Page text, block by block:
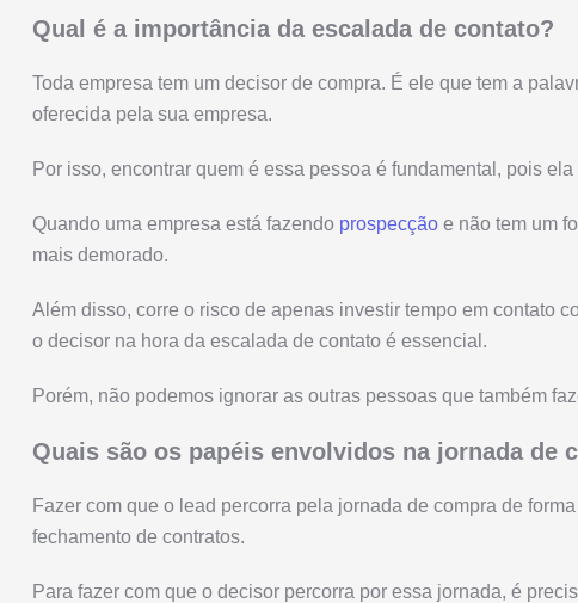
Qual é a importância da escalada de contato?
Toda empresa tem um decisor de compra. É ele que tem a
oferecida pela sua empresa.
Por isso, encontrar quem é essa pessoa é fundamental, pois
Quando uma empresa está fazendo prospecção e não tem um
mais demorado.
Além disso, corre o risco de apenas investir tempo em contato
o decisor na hora da escalada de contato é essencial.
Porém, não podemos ignorar as outras pessoas que também
Quais são os papéis envolvidos na jornada de
Fazer com que o lead percorra pela jornada de compra de
fechamento de contratos.
Para fazer com que o decisor percorra por essa jornada, é